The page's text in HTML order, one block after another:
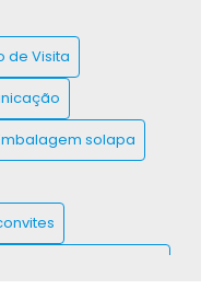
de Visita
solapa